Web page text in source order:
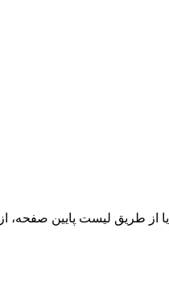
یا از طریق لیست پایین صفحه،